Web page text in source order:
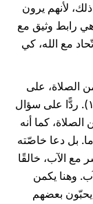
لأنهم يرون
هي رابط وثيق مع
مع الله، كي
الصلاة، على
انفراد، ثم سألوا: "يا ربّ، عَلِّمنا أَن نُصَلِّيَ" (آية ١). ردًّا على سؤال
كما أنه
بل دعا خاصّته
مع الآب، خالقًا
وهنا يكمن
بعضهم